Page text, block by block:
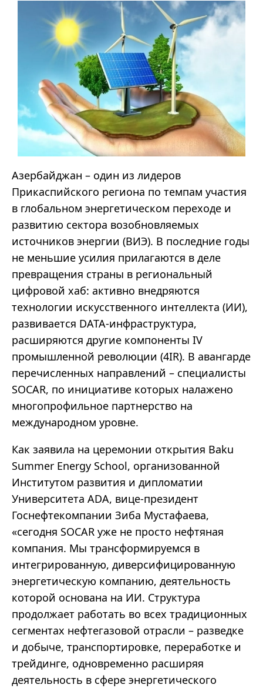
Азербайджан – один из лидеров
Прикаспийского региона по темпам участия
в глобальном энергетическом переходе и
развитию сектора возобновляемых
источников энергии (ВИЭ). В последние годы
не меньшие усилия прилагаются в деле
превращения страны в региональный
цифровой хаб: активно внедряются
технологии искусственного интеллекта (ИИ),
развивается DATA-инфраструктура,
расширяются другие компоненты IV
промышленной революции (4IR). В авангарде
перечисленных направлений – специалисты
SOCAR, по инициативе которых налажено
многопрофильное партнерство на
международном уровне.
Как заявила на церемонии открытия Baku
Summer Energy School, организованной
Институтом развития и дипломатии
Университета ADA, вице-президент
Госнефтекомпании Зиба Мустафаева,
«сегодня SOCAR уже не просто нефтяная
компания. Мы трансформируемся в
интегрированную, диверсифицированную
энергетическую компанию, деятельность
которой основана на ИИ. Структура
продолжает работать во всех традиционных
сегментах нефтегазовой отрасли – разведке
и добыче, транспортировке, переработке и
трейдинге, одновременно расширяя
деятельность в сфере энергетического